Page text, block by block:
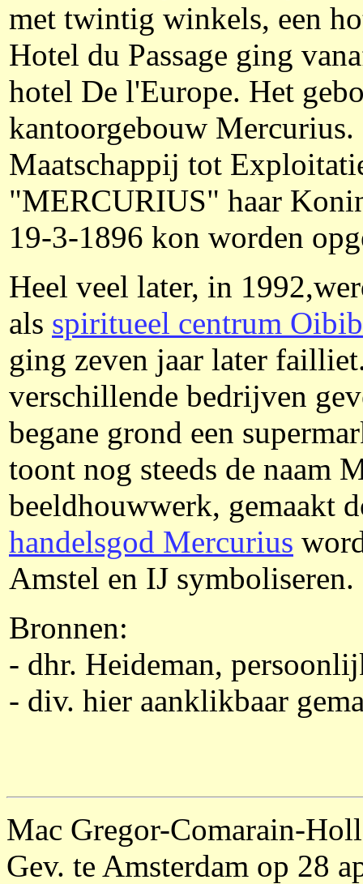
met twintig winkels, een
Hotel du Passage ging
hotel De l'Europe. Het
kantoorgebouw
Maatschappij tot
"MERCURIUS" haar
19-3-1896 kon worden
Heel veel later, in
als spiritueel centrum
ging zeven jaar later
verschillende bedrijven
begane grond een
toont nog steeds de naam
beeldhouwwerk, gemaakt
handelsgod Mercurius
Amstel en IJ symboliseren.
Bronnen:
- dhr. Heideman,
- div. hier aanklikbaar
Mac Gregor-Comarain-
Gev. te Amsterdam op 28